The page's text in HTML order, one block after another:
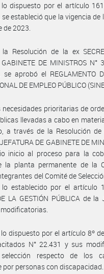
dispuesto por el artículo
estableció que la vigencia
de 2023.
Resolución de la ex
GABINETE DE MINISTROS
aprobó el REGLAMENTO
DE EMPLEO PÚBLICO
necesidades prioritarias de
llevadas a cabo en
a través de la Resolución de
DE GABINETE DE
inicio al proceso para la
la planta permanente de la
del Comité de
establecido por el artículo
LA GESTIÓN PÚBLICA de la
dispuesto por el artículo 8º
N° 22.431 y sus
respecto de los
por personas con discapacidad.